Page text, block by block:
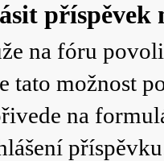
příspěvek
na fóru
tato možnost
na